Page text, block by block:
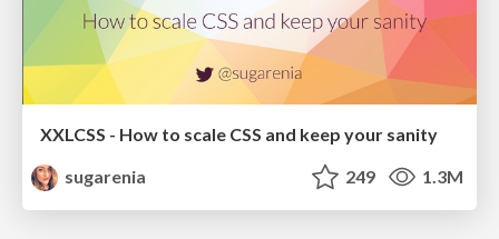
XXLCSS - How to scale CSS and keep your sanity
sugarenia
249 1.3M